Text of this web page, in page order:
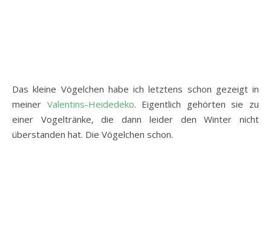
Das kleine Vögelchen habe ich letztens schon gezeigt in
meiner Valentins-Heidedeko. Eigentlich gehörten sie zu
einer Vogeltränke, die dann leider den Winter nicht
überstanden hat. Die Vögelchen schon.